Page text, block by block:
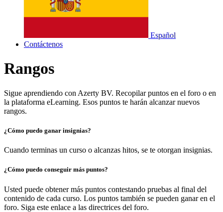
Español
Contáctenos
Rangos
Sigue aprendiendo con Azerty BV. Recopilar puntos en el foro o en
la plataforma eLearning. Esos puntos te harán alcanzar nuevos
rangos.
¿Cómo puedo ganar insignias?
Cuando terminas un curso o alcanzas hitos, se te otorgan insignias.
¿Cómo puedo conseguir más puntos?
Usted puede obtener más puntos contestando pruebas al final del
contenido de cada curso. Los puntos también se pueden ganar en el
foro. Siga este enlace a las directrices del foro.